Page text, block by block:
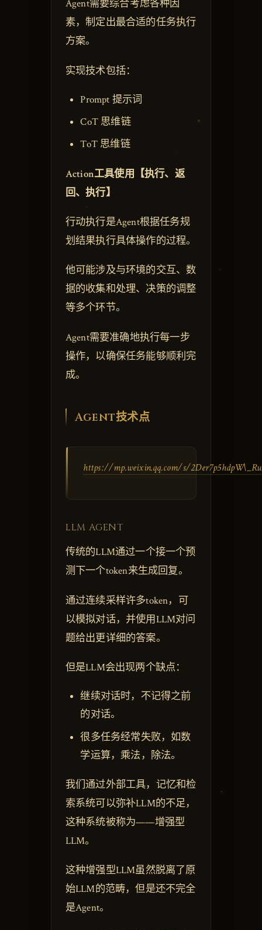
Agent需要综合考虑各种因
素，制定出最合适的任务执行
方案。
实现技术包括：
Prompt 提示词
CoT 思维链
ToT 思维链
Action工具使用【执行、返
回、执行】
行动执行是Agent根据任务规
划结果执行具体操作的过程。
他可能涉及与环境的交互、数
据的收集和处理、决策的调整
等多个环节。
Agent需要准确地执行每一步
操作，以确保任务能够顺利完
成。
Agent技术点
https://mp.weixin.qq.com/s/
LLM AGENT
传统的LLM通过一个接一个预
测下一个token来生成回复。
通过连续采样许多token，可
以模拟对话，并使用LLM对问
题给出更详细的答案。
但是LLM会出现两个缺点：
继续对话时，不记得之前
的对话。
很多任务经常失败，如数
学运算，乘法，除法。
我们通过外部工具，记忆和检
索系统可以弥补LLM的不足，
这种系统被称为——增强型
LLM。
这种增强型LLM虽然脱离了原
始LLM的范畴，但是还不完全
是Agent。